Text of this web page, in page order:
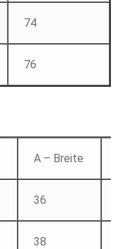
74
76
A – Breite
36
38